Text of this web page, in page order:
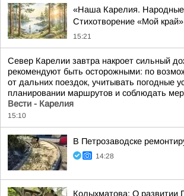
«Наша Карелия. Народные
Стихотворение «Мой край»
15:21
Север Карелии завтра накроет сильный
рекомендуют быть осторожными: по
от дальних поездок, учитывать погодные
планировании маршрутов и соблюдать
Вести - Карелия
15:10
В Петрозаводске
14:28
Колыхматова: О развитии